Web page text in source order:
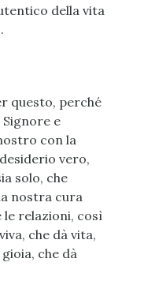
della vita
questo, perché
e
con la
vero,
solo, che
nostra cura
le relazioni, così
che dà vita,
che dà